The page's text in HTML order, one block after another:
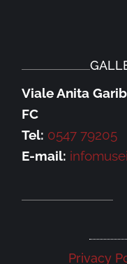
Viale Anita
FC
Tel: 0547 79205
E-mail:
Privacy